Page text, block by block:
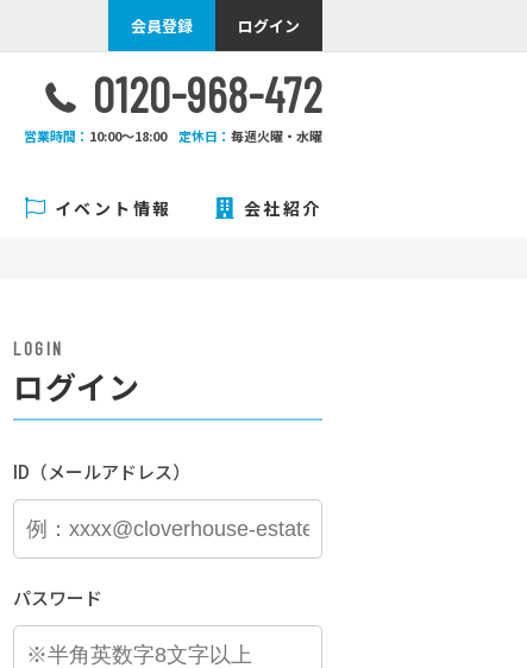
会員登録 ログイン
0120-968-472
営業時間： 10:00〜18:00 定休日： 毎週火曜・水曜
イベント情報 会社紹介
LOGIN
ログイン
ID（メールアドレス）
パスワード